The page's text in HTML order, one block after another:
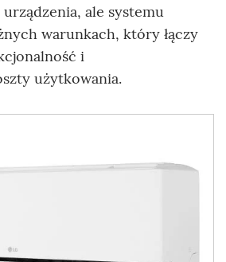
ale systemu
warunkach, który łączy
i
użytkowania.